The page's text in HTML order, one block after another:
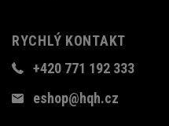
RYCHLÝ KONTAKT
+420 771 192 333
eshop@hqh.cz